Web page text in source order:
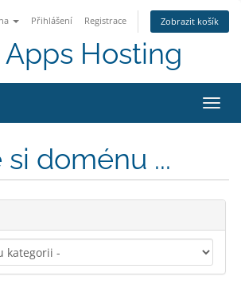
Přihlášení Registrace Zobrazit košík
Hosting
doménu ...